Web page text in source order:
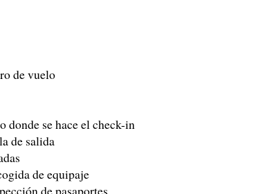
de vuelo
donde se hace el check-in
de salida
de equipaje
de pasaportes